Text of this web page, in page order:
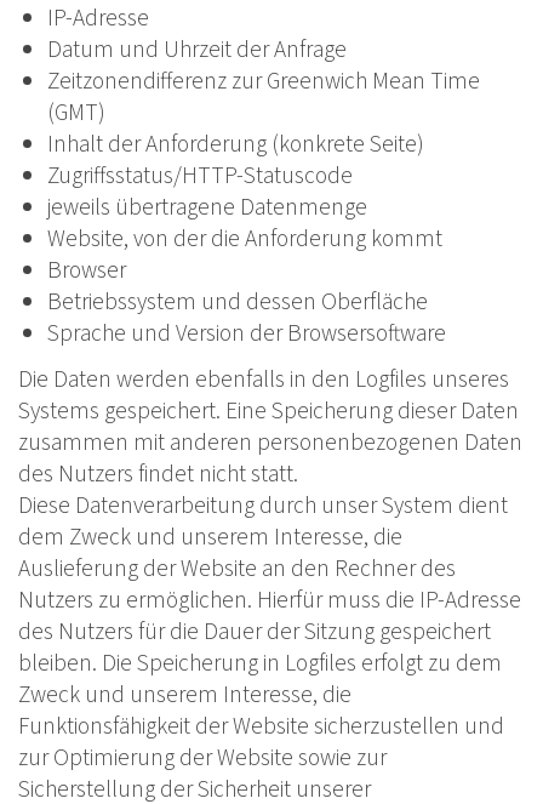
IP-Adresse
Datum und Uhrzeit der Anfrage
Zeitzonendifferenz zur Greenwich Mean Time
(GMT)
Inhalt der Anforderung (konkrete Seite)
Zugriffsstatus/HTTP-Statuscode
jeweils übertragene Datenmenge
Website, von der die Anforderung kommt
Browser
Betriebssystem und dessen Oberfläche
Sprache und Version der Browsersoftware
Die Daten werden ebenfalls in den Logfiles unseres
Systems gespeichert. Eine Speicherung dieser Daten
zusammen mit anderen personenbezogenen Daten
des Nutzers findet nicht statt.
Diese Datenverarbeitung durch unser System dient
dem Zweck und unserem Interesse, die
Auslieferung der Website an den Rechner des
Nutzers zu ermöglichen. Hierfür muss die IP-Adresse
des Nutzers für die Dauer der Sitzung gespeichert
bleiben. Die Speicherung in Logfiles erfolgt zu dem
Zweck und unserem Interesse, die
Funktionsfähigkeit der Website sicherzustellen und
zur Optimierung der Website sowie zur
Sicherstellung der Sicherheit unserer